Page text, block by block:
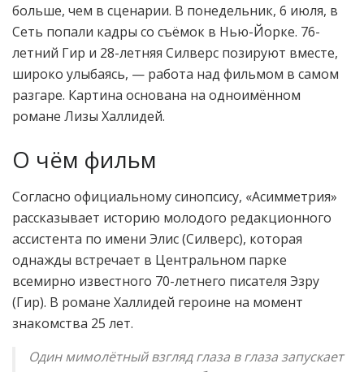
больше, чем в сценарии. В понедельник, 6 июля, в
Сеть попали кадры со съёмок в Нью-Йорке. 76-
летний Гир и 28-летняя Силверс позируют вместе,
широко улыбаясь, — работа над фильмом в самом
разгаре. Картина основана на одноимённом
романе Лизы Халлидей.
О чём фильм
Согласно официальному синопсису, «Асимметрия»
рассказывает историю молодого редакционного
ассистента по имени Элис (Силверс), которая
однажды встречает в Центральном парке
всемирно известного 70-летнего писателя Эзру
(Гир). В романе Халлидей героине на момент
знакомства 25 лет.
Один мимолётный взгляд глаза в глаза запускает